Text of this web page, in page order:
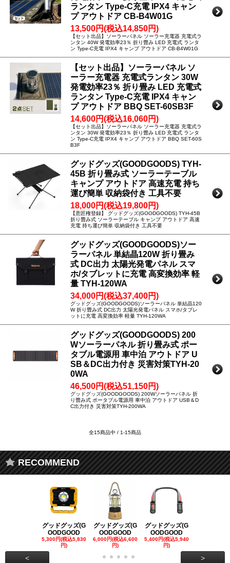
ランタン Type-C充電 IPX4 キャン
プ アウトドア CB-B4W01G
13,500円(税込14,850円)
【セット出品】ソーラーパネル ソーラー充電器 充電式ラ
ンタン 40W 発電効率23％ 折り畳み LED 充電式 ランタ
ン Type-C充電 IPX4 キャンプ アウトドア CB-B4W01G
【セット出品】ソーラーパネル ソ
ーラー充電器 充電式ランタン 30W
発電効率23％ 折り畳み LED 充電式
ランタン Type-C充電 IPX4 キャン
プ アウトドア BBQ SET-60SB3F
14,600円(税込16,060円)
【セット出品】ソーラーパネル ソーラー充電器 充電式ラ
ンタン 30W 発電効率23％ 折り畳み LED 充電式 ランタ
ン Type-C充電 IPX4 キャンプ アウトドア BBQ SET-60S
B3F
グッドグッズ(GOODGOODS) TYH-
45B 折り畳み式 ソーラーテーブル
キャンプ アウトドア 高速充電 持ち
運び簡単 収納袋付き 工具不要
18,000円(税込19,800円)
【意匠権登録】 グッドグッズ(GOODGOODS) TYH-45B
折り畳み式 ソーラーテーブル キャンプ アウトドア 高速
充電 持ち運び簡単 収納袋付き 工具不要
グッドグッズ(GOODGOODS)ソー
ラーパネル 単結晶120W 折り畳み
式 DC出力 太陽光発電パネル スマ
ホ/タブレットに充電 高変換効率 軽
量 TYH-120WA
34,000円(税込37,400円)
グッドグッズ(GOODGOODS)ソーラーパネル 単結晶120
W 折り畳み式 DC出力 太陽光発電パネル スマホ/タブレ
ットに充電 高変換効率 軽量 TYH-120WA
グッドグッズ(GOODGOODS) 200
Wソーラーパネル 折り畳み式 ポー
タブル電源用 車中泊 アウトドア U
SB＆DC出力付き 災害対策TYH-20
0WA
46,500円(税込51,150円)
グッドグッズ(GOODGOODS) 200Wソーラーパネル 折
り畳み式 ポータブル電源用 車中泊 アウトドア USB＆D
C出力付き 災害対策TYH-200WA
全15商品中 / 1-15商品
RECOMMEND
グッドグッズ(G
OODGOOD
5,300円(税込5,830
円)
グッドグッズ(G
OODGOOD
6,000円(税込6,600
円)
グッドグッズ(G
OODGOOD
5,400円(税込5,940
円)
< >